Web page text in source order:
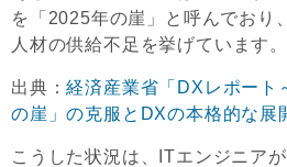
を「2025年の崖」と呼んでおり
人材の供給不足を挙げています。
出典：経済産業省「DXレポート
の崖」の克服とDXの本格的な展
こうした状況は、ITエンジニア